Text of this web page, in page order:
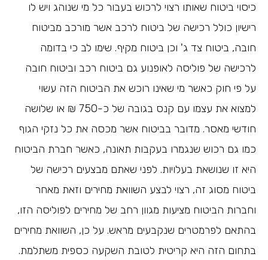
כיסוי ביטוח שאותו רצוי לרכוש בעבור כל מי שנוהג ויש לו
רישיון כולל רכישה של ביטוח לרכב אשר מורכב מביטוח
חובה, ביטוח צד ג' וכן ביטוח מקיף. שימו לב כי בדומה
לרכישה של פוליסה לאופנוע גם ביטוח רכב וביטוח חובה
על פי חוק כאשר מי שאינו רוכש את הביטוח הזה עשוי
למצוא את עצמו עם קנס בגובה של כ-750 ₪ או שלושה
חודשי מאסר. מדובר בביטוח אשר מכסה את כל נזקי הגוף
כמו גם רכוש שנגמרו בעקבות תאונה, כאשר חברת הביטוח
היא זו שנושאת בעלויות. לפני שאתם מבצעים רכישה של
ביטוח מסוג זה, רצוי לבצעהשוואת מחיריםוזאת מאחר
וחברות הביטוח מציעות מגוון רחב של מחירים לפוליסה הזו,
בהתאם לפרמטרים שנקבעים מראש. על כן, השוואת מחירים
בתחום הזה היא קריטית לטובת השקעה כספית משתלמת.